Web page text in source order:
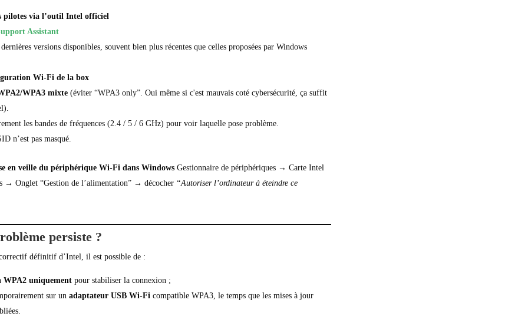
pilotes via l’outil Intel officiel
Assistant
versions disponibles, souvent bien plus récentes que celles proposées par Windows
Wi-Fi de la box
WPA3 mixte (éviter “WPA3 only”. Oui même si c'est mauvais coté cybersécurité, ça suffit
les bandes de fréquences (2.4 / 5 / 6 GHz) pour voir laquelle pose problème.
n’est pas masqué.
en veille du périphérique Wi-Fi dans Windows Gestionnaire de périphériques → Carte Intel
→ Onglet “Gestion de l’alimentation” → décocher “Autoriser l’ordinateur à éteindre ce
persiste ?
définitif d’Intel, il est possible de :
WPA2 uniquement pour stabiliser la connexion ;
sur unadaptateur USB Wi-Fi compatible WPA3, le temps que les mises à jour